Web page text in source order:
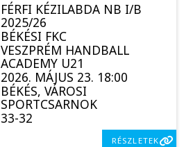
FÉRFI KÉZILABDA NB I/B
2025/26
BÉKÉSI FKC
VESZPRÉM HANDBALL
ACADEMY U21
2026. MÁJUS 23. 18:00
BÉKÉS, VÁROSI
SPORTCSARNOK
33-32
RÉSZLETEK